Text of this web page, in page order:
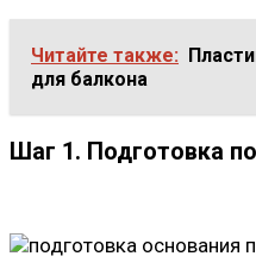
Читайте также:
для балкона
Шаг 1. Подготовка